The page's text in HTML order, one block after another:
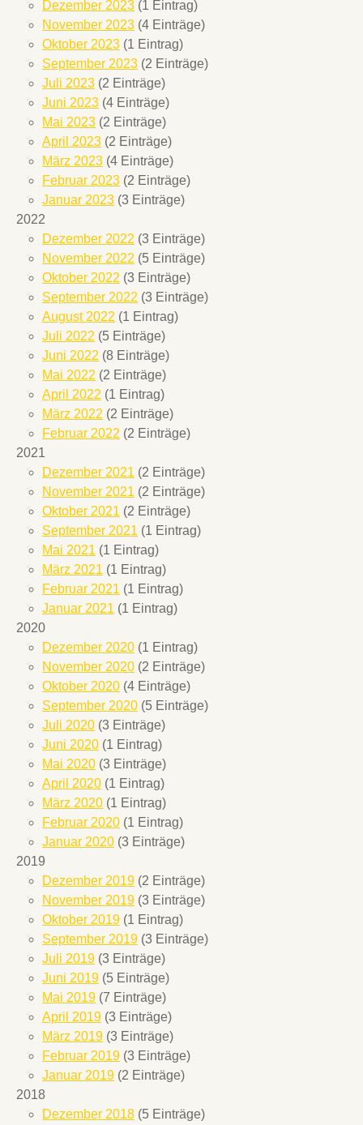
Dezember 2023 (1 Eintrag)
November 2023 (4 Einträge)
Oktober 2023 (1 Eintrag)
September 2023 (2 Einträge)
Juli 2023 (2 Einträge)
Juni 2023 (4 Einträge)
Mai 2023 (2 Einträge)
April 2023 (2 Einträge)
März 2023 (4 Einträge)
Februar 2023 (2 Einträge)
Januar 2023 (3 Einträge)
2022
Dezember 2022 (3 Einträge)
November 2022 (5 Einträge)
Oktober 2022 (3 Einträge)
September 2022 (3 Einträge)
August 2022 (1 Eintrag)
Juli 2022 (5 Einträge)
Juni 2022 (8 Einträge)
Mai 2022 (2 Einträge)
April 2022 (1 Eintrag)
März 2022 (2 Einträge)
Februar 2022 (2 Einträge)
2021
Dezember 2021 (2 Einträge)
November 2021 (2 Einträge)
Oktober 2021 (2 Einträge)
September 2021 (1 Eintrag)
Mai 2021 (1 Eintrag)
März 2021 (1 Eintrag)
Februar 2021 (1 Eintrag)
Januar 2021 (1 Eintrag)
2020
Dezember 2020 (1 Eintrag)
November 2020 (2 Einträge)
Oktober 2020 (4 Einträge)
September 2020 (5 Einträge)
Juli 2020 (3 Einträge)
Juni 2020 (1 Eintrag)
Mai 2020 (3 Einträge)
April 2020 (1 Eintrag)
März 2020 (1 Eintrag)
Februar 2020 (1 Eintrag)
Januar 2020 (3 Einträge)
2019
Dezember 2019 (2 Einträge)
November 2019 (3 Einträge)
Oktober 2019 (1 Eintrag)
September 2019 (3 Einträge)
Juli 2019 (3 Einträge)
Juni 2019 (5 Einträge)
Mai 2019 (7 Einträge)
April 2019 (3 Einträge)
März 2019 (3 Einträge)
Februar 2019 (3 Einträge)
Januar 2019 (2 Einträge)
2018
Dezember 2018 (5 Einträge)